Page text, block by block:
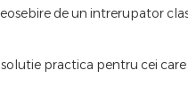
de un intrerupator
practica pentru cei